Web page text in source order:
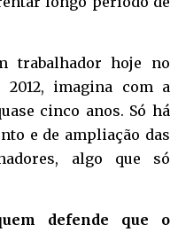
trabalhador hoje no
imagina com a
cinco anos. Só há
e de ampliação das
algo que só
defende que o